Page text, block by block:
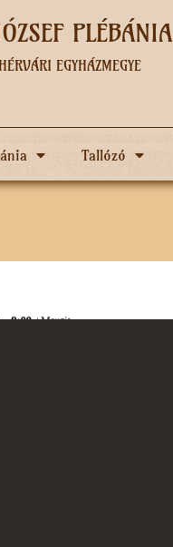
PLÉBÁNIA
EGYHÁZMEGYE
Tallózó